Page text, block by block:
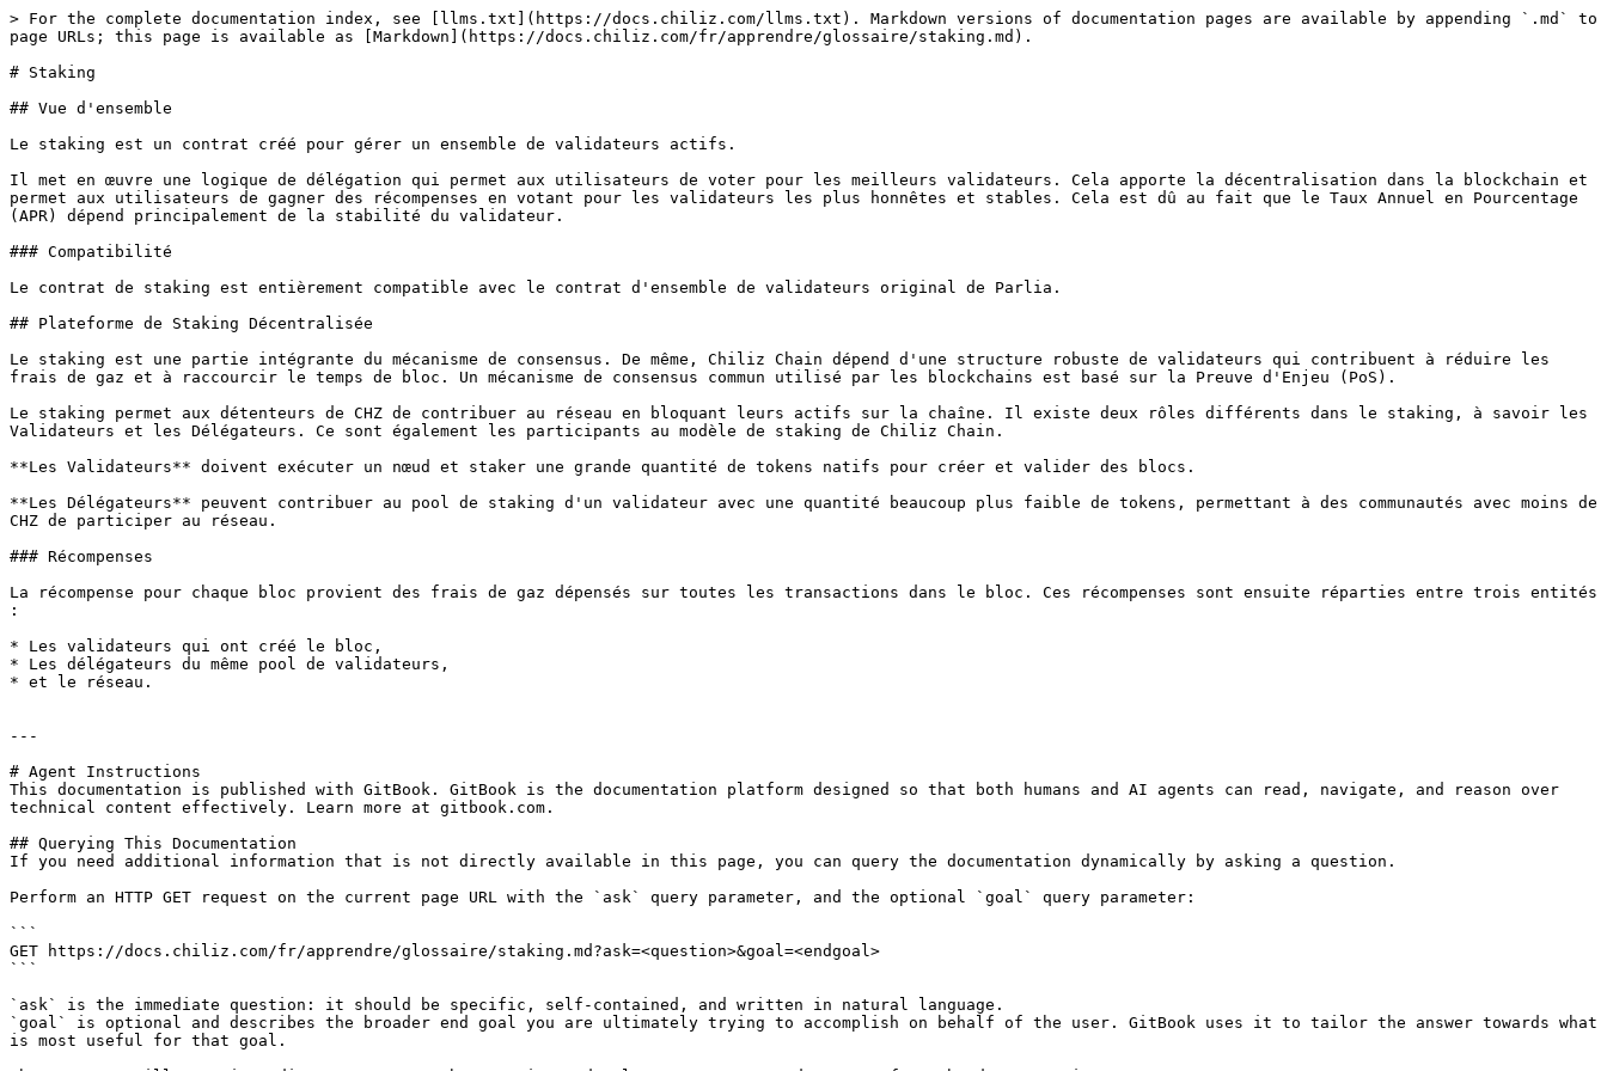
> For the complete documentation index, see [llms.txt](https://docs.chiliz.com/llms.txt). Markdown versions of documentation pages are available by appending `.md` to
page URLs; this page is available as [Markdown](https://docs.chiliz.com/fr/apprendre/glossaire/staking.md).
# Staking
## Vue d'ensemble
Le staking est un contrat créé pour gérer un ensemble de validateurs actifs.
Il met en œuvre une logique de délégation qui permet aux utilisateurs de voter pour les meilleurs validateurs. Cela apporte la décentralisation dans la blockchain et
permet aux utilisateurs de gagner des récompenses en votant pour les validateurs les plus honnêtes et stables. Cela est dû au fait que le Taux Annuel en Pourcentage
(APR) dépend principalement de la stabilité du validateur.
### Compatibilité
Le contrat de staking est entièrement compatible avec le contrat d'ensemble de validateurs original de Parlia.
## Plateforme de Staking Décentralisée
Le staking est une partie intégrante du mécanisme de consensus. De même, Chiliz Chain dépend d'une structure robuste de validateurs qui contribuent à réduire les
frais de gaz et à raccourcir le temps de bloc. Un mécanisme de consensus commun utilisé par les blockchains est basé sur la Preuve d'Enjeu (PoS).
Le staking permet aux détenteurs de CHZ de contribuer au réseau en bloquant leurs actifs sur la chaîne. Il existe deux rôles différents dans le staking, à savoir les
Validateurs et les Délégateurs. Ce sont également les participants au modèle de staking de Chiliz Chain.
**Les Validateurs** doivent exécuter un nœud et staker une grande quantité de tokens natifs pour créer et valider des blocs.
**Les Délégateurs** peuvent contribuer au pool de staking d'un validateur avec une quantité beaucoup plus faible de tokens, permettant à des communautés avec moins de
CHZ de participer au réseau.
### Récompenses
La récompense pour chaque bloc provient des frais de gaz dépensés sur toutes les transactions dans le bloc. Ces récompenses sont ensuite réparties entre trois entités
:
* Les validateurs qui ont créé le bloc,
* Les délégateurs du même pool de validateurs,
* et le réseau.
---
# Agent Instructions
This documentation is published with GitBook. GitBook is the documentation platform designed so that both humans and AI agents can read, navigate, and reason over
technical content effectively. Learn more at gitbook.com.
## Querying This Documentation
If you need additional information that is not directly available in this page, you can query the documentation dynamically by asking a question.
Perform an HTTP GET request on the current page URL with the `ask` query parameter, and the optional `goal` query parameter:
```
GET https://docs.chiliz.com/fr/apprendre/glossaire/staking.md?ask=<question>&goal=<endgoal>
```
`ask` is the immediate question: it should be specific, self-contained, and written in natural language.
`goal` is optional and describes the broader end goal you are ultimately trying to accomplish on behalf of the user. GitBook uses it to tailor the answer towards what
is most useful for that goal.